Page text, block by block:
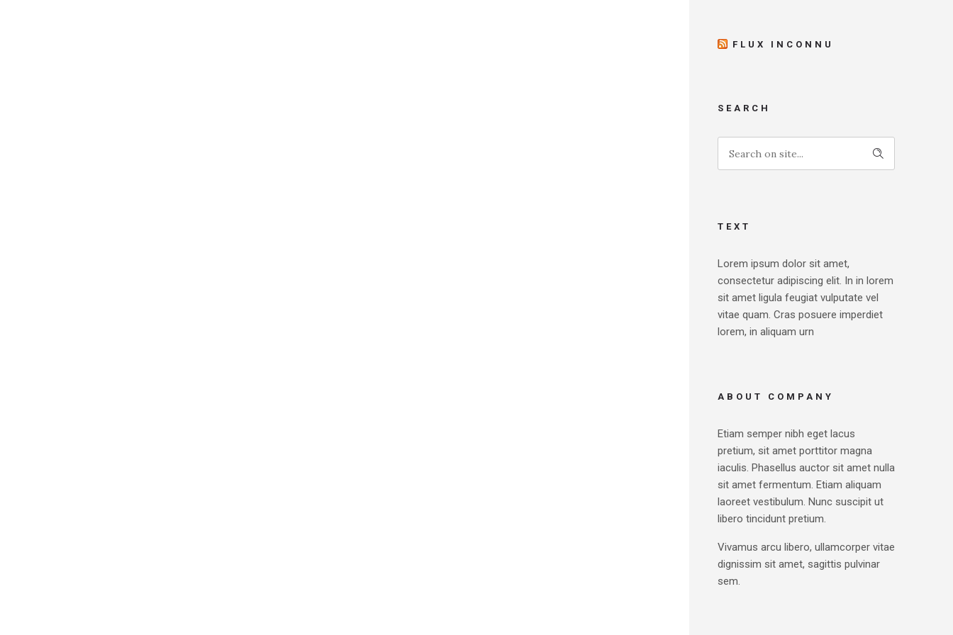
FLUX INCONNU
SEARCH
TEXT
Lorem ipsum dolor sit amet,
consectetur adipiscing elit. In in lorem
sit amet ligula feugiat vulputate vel
vitae quam. Cras posuere imperdiet
lorem, in aliquam urn
ABOUT COMPANY
Etiam semper nibh eget lacus
pretium, sit amet porttitor magna
iaculis. Phasellus auctor sit amet nulla
sit amet fermentum. Etiam aliquam
laoreet vestibulum. Nunc suscipit ut
libero tincidunt pretium.
Vivamus arcu libero, ullamcorper vitae
dignissim sit amet, sagittis pulvinar
sem.